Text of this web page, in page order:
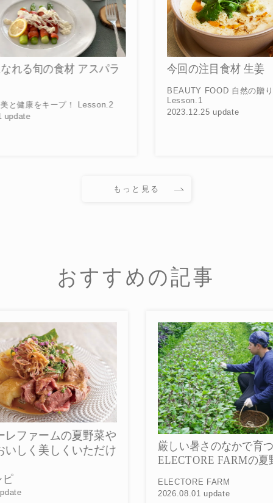
今回の注目食材 生姜
BEAUTY FOOD 自然の贈り物で健やかに。
Lesson.1
ー
もっと見る
おすすめの記事
厳しい暑さのなかで育つ
ELECTORE FARMの夏野菜
5